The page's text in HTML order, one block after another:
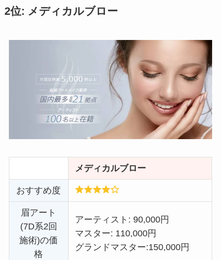
2位: メディカルブロー
メディカルブロー
おすすめ度
眉アート
(7D系2回
施術)の価
格
アーティスト: 90,000円
マスター: 110,000円
グランドマスター:150,000円